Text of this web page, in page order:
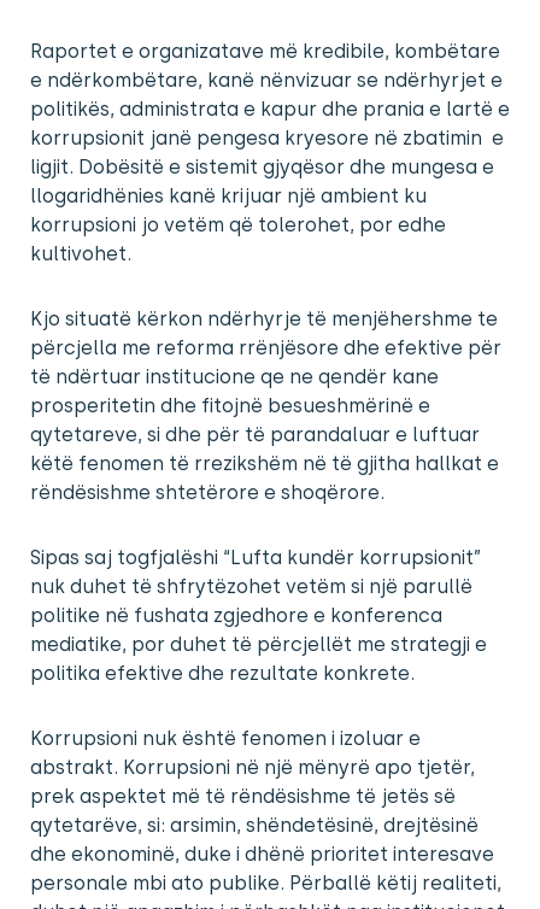
Raportet e organizatave më kredibile, kombëtare
e ndërkombëtare, kanë nënvizuar se ndërhyrjet e
politikës, administrata e kapur dhe prania e lartë e
korrupsionit janë pengesa kryesore në zbatimin e
ligjit. Dobësitë e sistemit gjyqësor dhe mungesa e
llogaridhënies kanë krijuar një ambient ku
korrupsioni jo vetëm që tolerohet, por edhe
kultivohet.
Kjo situatë kërkon ndërhyrje të menjëhershme te
përcjella me reforma rrënjësore dhe efektive për
të ndërtuar institucione qe ne qendër kane
prosperitetin dhe fitojnë besueshmërinë e
qytetareve, si dhe për të parandaluar e luftuar
këtë fenomen të rrezikshëm në të gjitha hallkat e
rëndësishme shtetërore e shoqërore.
Sipas saj togfjalëshi “Lufta kundër korrupsionit”
nuk duhet të shfrytëzohet vetëm si një parullë
politike në fushata zgjedhore e konferenca
mediatike, por duhet të përcjellët me strategji e
politika efektive dhe rezultate konkrete.
Korrupsioni nuk është fenomen i izoluar e
abstrakt. Korrupsioni në një mënyrë apo tjetër,
prek aspektet më të rëndësishme të jetës së
qytetarëve, si: arsimin, shëndetësinë, drejtësinë
dhe ekonominë, duke i dhënë prioritet interesave
personale mbi ato publike. Përballë këtij realiteti,